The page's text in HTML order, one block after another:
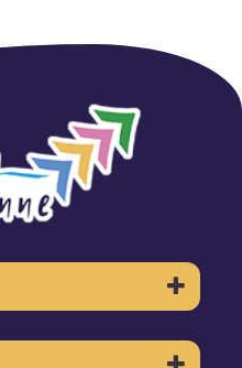
GAVRAY-